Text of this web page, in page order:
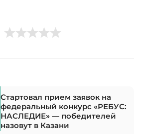
Стартовал прием заявок на
федеральный конкурс «РЕБУС:
НАСЛЕДИЕ» — победителей
назовут в Казани